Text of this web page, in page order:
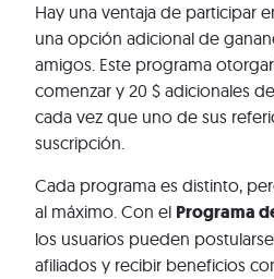
Hay una ventaja de participar
una opción adicional de
amigos. Este programa
comenzar y 20 $ adicionales
cada vez que uno de sus
suscripción.
Cada programa es distinto,
al máximo. Con el Programa
los usuarios pueden
afiliados y recibir beneficios